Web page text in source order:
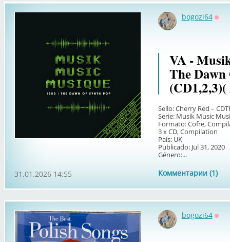
bogozi64
VA -
The
Sello: Cherry Red –
Serie: Musik Music
Formato: Cofre,
3 x CD, Compilation
País: UK
Publicado: Jul 31, 2020
Género:...
Комментарии (1)
31.01.2026 14:55
bogozi64